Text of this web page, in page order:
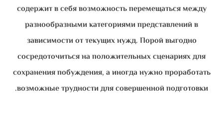
содержит в себя возможность перемещаться между
разнообразными категориями представлений в
зависимости от текущих нужд. Порой выгодно
сосредоточиться на положительных сценариях для
сохранения побуждения, а иногда нужно проработать
возможные трудности для совершенной подготовки.